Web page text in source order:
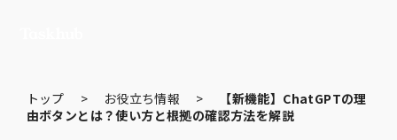
トップ > お役立ち情報 >
【新機能】ChatGPTの理
由ボタンとは？使い方と根拠の確認方法を解説